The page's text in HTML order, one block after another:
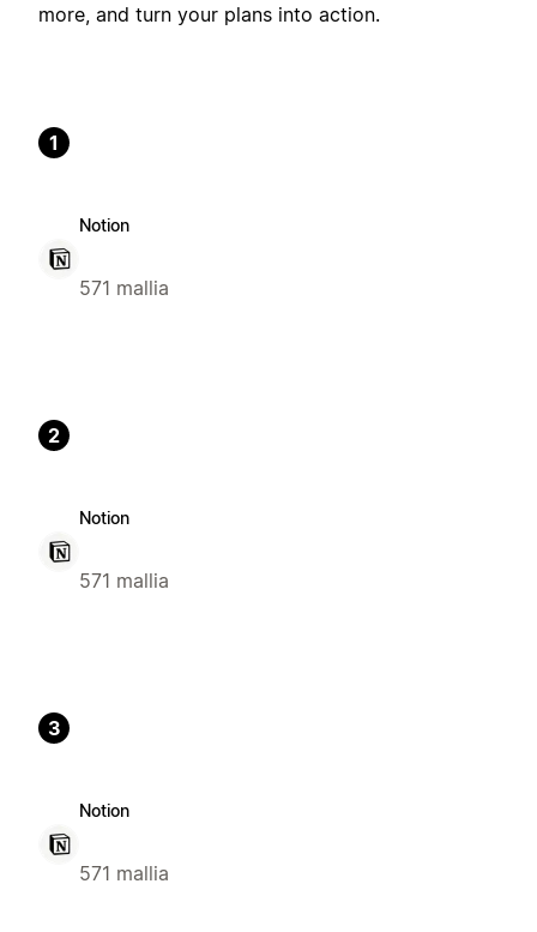
more, and turn your plans into action.
1
Notion
571 mallia
2
Notion
571 mallia
3
Notion
571 mallia